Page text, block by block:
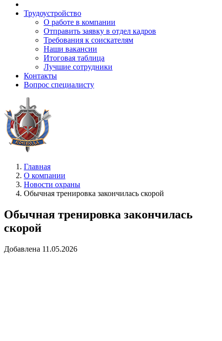
Трудоустройство
О работе в компании
Отправить заявку в отдел кадров
Требования к соискателям
Наши вакансии
Итоговая таблица
Лучшие сотрудники
Контакты
Вопрос специалисту
Главная
О компании
Новости охраны
Обычная тренировка закончилась скорой
Обычная тренировка закончилась
скорой
Добавлена 11.05.2026